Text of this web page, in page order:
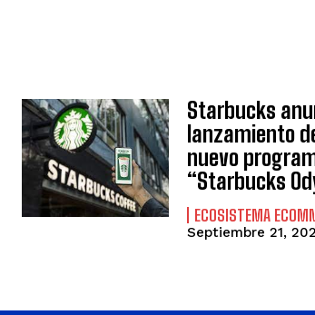
Starbucks
lanzamiento
nuevo
“Starbucks
ECOSISTEMA
Septiembre 21,